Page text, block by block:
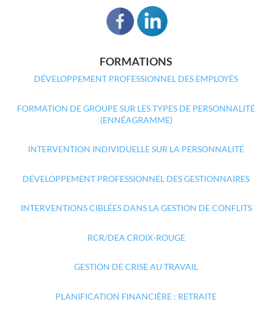
FORMATIONS
DÉVELOPPEMENT PROFESSIONNEL DES EMPLOYÉS
FORMATION DE GROUPE SUR LES TYPES DE PERSONNALITÉ
(ENNÉAGRAMME)
INTERVENTION INDIVIDUELLE SUR LA PERSONNALITÉ
DÉVELOPPEMENT PROFESSIONNEL DES GESTIONNAIRES
INTERVENTIONS CIBLÉES DANS LA GESTION DE CONFLITS
RCR/DEA CROIX-ROUGE
GESTION DE CRISE AU TRAVAIL
PLANIFICATION FINANCIÈRE : RETRAITE